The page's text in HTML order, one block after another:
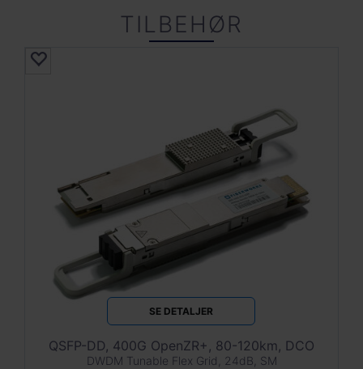
TILBEHØR
SE DETALJER
QSFP-DD, 400G OpenZR+, 80-120km, DCO
DWDM Tunable Flex Grid, 24dB, SM